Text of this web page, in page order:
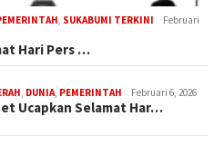
, SUKABUMI TERKINI
Februari
Hari Pers …
, DUNIA, PEMERINTAH Februari 6, 2026
Ucapkan Selamat Har…